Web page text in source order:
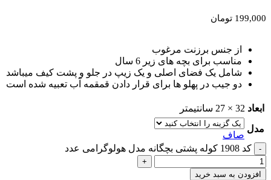
199,000 تومان
از جنس برزنت مرغوب
مناسب برای بچه های زیر 6 سال
شامل یک فضای اصلی و یک زیپ در جلو و پشت کیف میباشد
دو جیب در پهلو ها برای قرار دادن قمقمه آب تعبیه شده است
ابعاد 32 × 27 سانتیمتر
مدل
صاف
کد 1908 کوله پشتی بچگانه مدل هولوگرامی عدد
افزودن به سبد خرید